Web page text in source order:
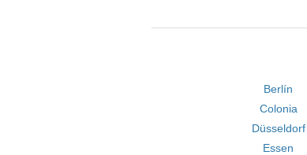
Berlín
Colonia
Düsseldorf
Essen